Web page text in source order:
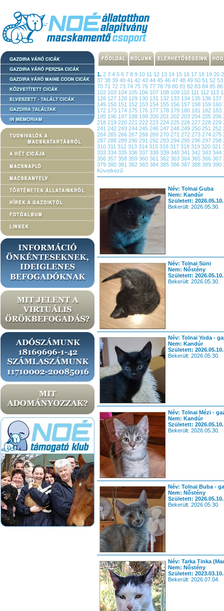
1. 2 3 4 5 6 7 8 9 10 11 12 13 14 15 16 17 18 19 20
37 38 39 40 41 42 43 44 45 46 47 48 49 50 51 52 53
70 71 72 73 74 75 76 77 78 79 80 81 82 83 84 85 86
102 103 104 105 106 107 108 109 110 111 112 113
126 127 128 129 130 131 132 133 134 135 136 137
149 150 151 152 153 154 155 156 157 158 159 160
172 173 174 175 176 177 178 179 180 181 182 183
195 196 197 198 199 200 201 202 203 204 205 206
218 219 220 221 222 223 224 225 226 227 228 229
241 242 243 244 245 246 247 248 249 250 251 252
264 265 266 267 268 269 270 271 272 273 274 275
287 288 289 290 291 292 293 294 295 296 297 298
310 311 312 313 314 315 316 317 318 319 320 321
333 334 335 336 337 338 339 340 341 342 343 344
356 357 358 359 360 361 362 363 364 365 366 367
379 380 381 382 383 384 385 386 387 388 389 390
Következő
Név: Tolnai Guba
Nem: Kandúr
Született: 2026.05.10.
Bekerült: 2026.05.30.
Név: Tolnai Süni
Nem: Nőstény
Született: 2026.05.10.
Bekerült: 2026.05.30.
Név: Tolnai Yoda -
Nem: Kandúr
Született: 2026.05.10.
Bekerült: 2026.05.30.
Név: Tolnai Mézi -
Nem: Kandúr
Született: 2026.05.10.
Bekerült: 2026.05.30.
Név: Tolnai Buba -
Nem: Nőstény
Született: 2026.05.10.
Bekerült: 2026.05.30.
Név: Tarka Tinka
Nem: Nőstény
Született: 2023.03.10.
Bekerült: 2026.07.04.